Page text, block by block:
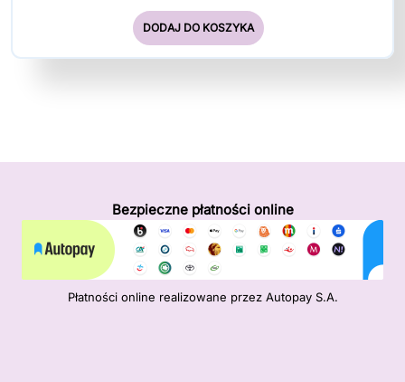
DODAJ DO KOSZYKA
Bezpieczne płatności online
Płatności online realizowane przez Autopay S.A.